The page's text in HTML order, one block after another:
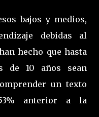
bajos y medios,
debidas al
hecho que hasta
de 10 años sean
un texto
anterior a la